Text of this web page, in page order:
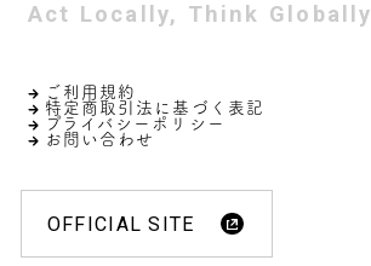
Act Locally, Think Globally
ご利用規約
特定商取引法に基づく表記
プライバシーポリシー
お問い合わせ
OFFICIAL SITE